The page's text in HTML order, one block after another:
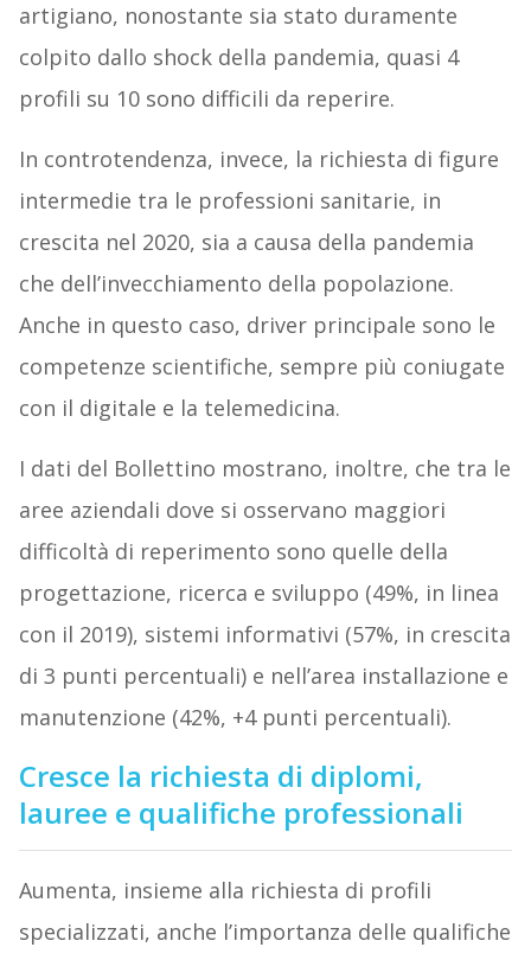
artigiano, nonostante sia stato duramente
colpito dallo shock della pandemia, quasi 4
profili su 10 sono difficili da reperire.
In controtendenza, invece, la richiesta di figure
intermedie tra le professioni sanitarie, in
crescita nel 2020, sia a causa della pandemia
che dell’invecchiamento della popolazione.
Anche in questo caso, driver principale sono le
competenze scientifiche, sempre più coniugate
con il digitale e la telemedicina.
I dati del Bollettino mostrano, inoltre, che tra le
aree aziendali dove si osservano maggiori
difficoltà di reperimento sono quelle della
progettazione, ricerca e sviluppo (49%, in linea
con il 2019), sistemi informativi (57%, in crescita
di 3 punti percentuali) e nell’area installazione e
manutenzione (42%, +4 punti percentuali).
Cresce la richiesta di diplomi,
lauree e qualifiche professionali
Aumenta, insieme alla richiesta di profili
specializzati, anche l’importanza delle qualifiche